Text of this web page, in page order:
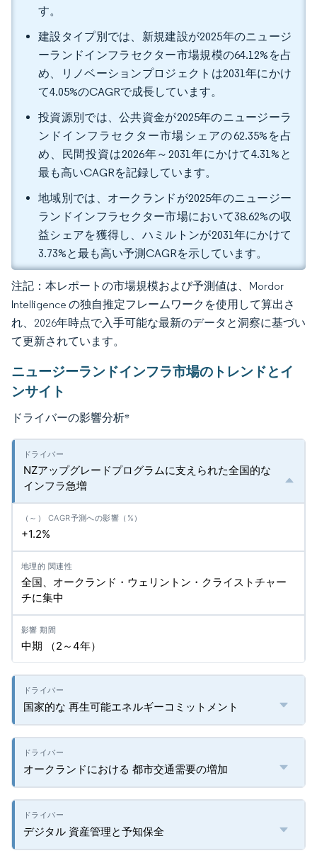
す。
建設タイプ別では、新規建設が2025年のニュージ
ーランドインフラセクター市場規模の64.12%を占
め、リノベーションプロジェクトは2031年にかけ
て4.05%のCAGRで成長しています。
投資源別では、公共資金が2025年のニュージーラ
ンドインフラセクター市場シェアの62.35%を占
め、民間投資は2026年～2031年にかけて4.31%と
最も高いCAGRを記録しています。
地域別では、オークランドが2025年のニュージー
ランドインフラセクター市場において38.62%の収
益シェアを獲得し、ハミルトンが2031年にかけて
3.73%と最も高い予測CAGRを示しています。
注記：本レポートの市場規模および予測値は、Mordor
Intelligence の独自推定フレームワークを使用して算出さ
れ、2026年時点で入手可能な最新のデータと洞察に基づい
て更新されています。
ニュージーランドインフラ市場のトレンドとイ
ンサイト
ドライバーの影響分析*
NZアップグレードプログラムに支えられた全国的な
インフラ急増
+1.2%
全国、オークランド・ウェリントン・クライストチャー
チに集中
中期 （2～4年）
国家的な 再生可能エネルギーコミットメント
オークランドにおける 都市交通需要の増加
デジタル 資産管理と予知保全